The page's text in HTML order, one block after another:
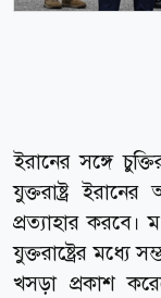
ইরানের সঙ্গে
যুক্তরাষ্ট্র
প্রত্যাহার করবে।
যুক্তরাষ্ট্রের
খসড়া প্রকাশ